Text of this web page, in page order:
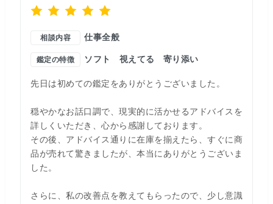
相談内容 仕事全般
鑑定の特徴 ソフト 視えてる 寄り添い
先日は初めての鑑定をありがとうございました。
穏やかなお話口調で、現実的に活かせるアドバイスを
詳しくいただき、心から感謝しております。
その後、アドバイス通りに在庫を揃えたら、すぐに商
品が売れて驚きましたが、本当にありがとうございま
した。
さらに、私の改善点を教えてもらったので、少し意識